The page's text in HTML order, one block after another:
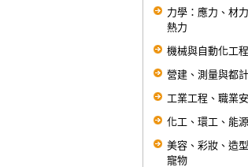
力學：應力、材
熱力
機械與自動化工程
營建、測量與都計
工業工程、職業
化工、環工、能源
美容、彩妝、造
寵物